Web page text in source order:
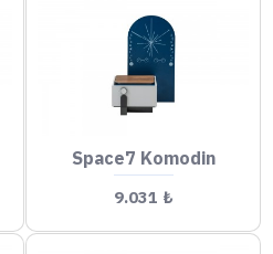
Space7 Komodin
9.031 ₺